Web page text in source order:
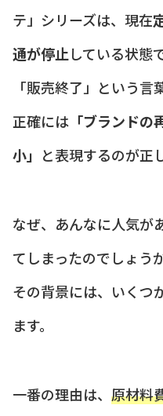
テ」シリーズは、現在
通が停止している状態
「販売終了」という言
正確には 「ブランド
小」 と表現するのが正
なぜ、あんなに人気が
てしまったのでしょう
その背景には、いくつ
ます。
一番の理由は、 原材料